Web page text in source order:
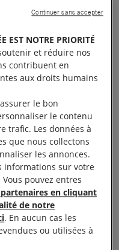
Onzain, Bléré
propose
EST NOTRE PRIORITÉ
et réduire nos
contribuent en
aux droits humains
le bon
le contenu
trafic. Les données à
que nous collectons
les annonces.
informations sur votre
pouvez entres
en cliquant
de notre
. En aucun cas les
ou utilisées à
Continuer sans accepter